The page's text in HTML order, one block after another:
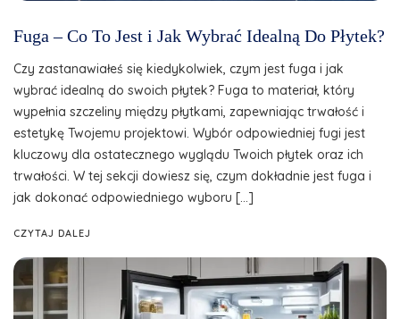
Fuga – Co To Jest i Jak Wybrać Idealną Do Płytek?
Czy zastanawiałeś się kiedykolwiek, czym jest fuga i jak
wybrać idealną do swoich płytek? Fuga to materiał, który
wypełnia szczeliny między płytkami, zapewniając trwałość i
estetykę Twojemu projektowi. Wybór odpowiedniej fugi jest
kluczowy dla ostatecznego wyglądu Twoich płytek oraz ich
trwałości. W tej sekcji dowiesz się, czym dokładnie jest fuga i
jak dokonać odpowiedniego wyboru […]
CZYTAJ DALEJ